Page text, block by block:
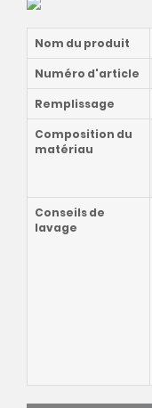
Nom du produit
Numéro d'article
Remplissage
Composition du
matériau
Conseils de
lavage